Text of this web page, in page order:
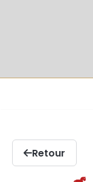
Retour